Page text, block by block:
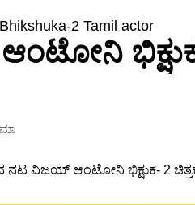
2 Tamil actor
ಭಿಕ್ಷುಕ-